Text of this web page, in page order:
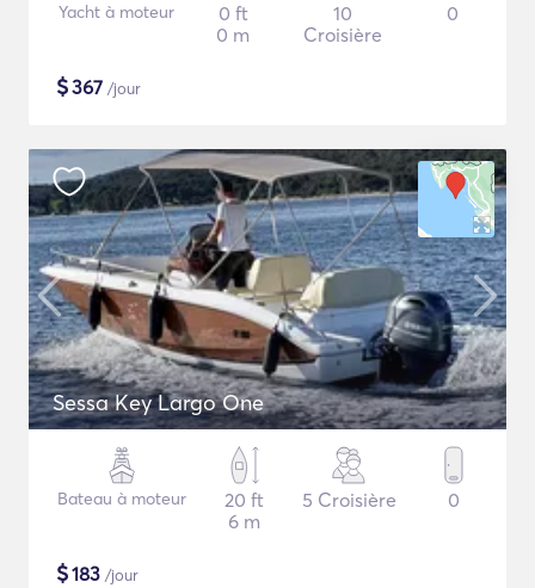
Yacht à moteur
0 ft
0 m
10
Croisière
0
$367 /jour
Sessa Key Largo One
Bateau à moteur
20 ft
6 m
5 Croisière 0
$183 /jour